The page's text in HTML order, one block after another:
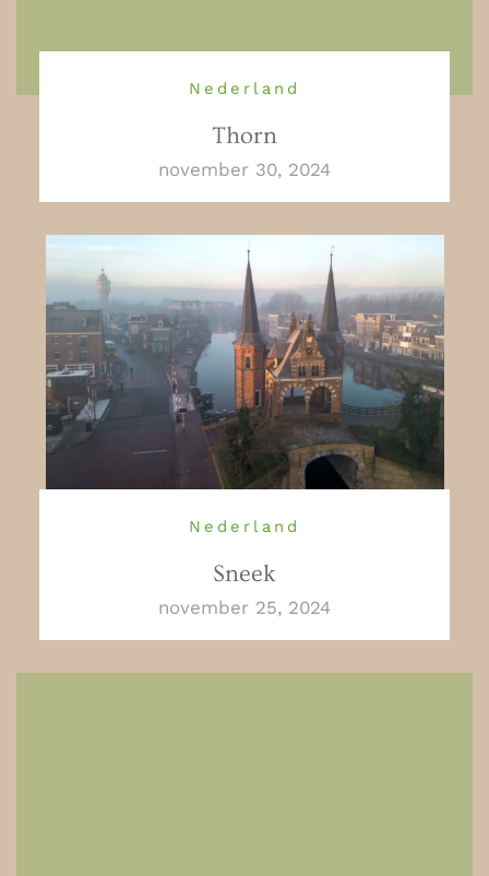
Nederland
Thorn
november 30, 2024
Nederland
Sneek
november 25, 2024